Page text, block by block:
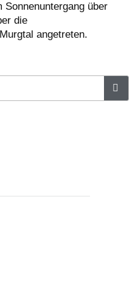
Sonnenuntergang über
die
angetreten.